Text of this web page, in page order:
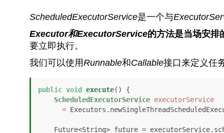
ScheduledExecutorService是一个与
Executor和ExecutorService的方法是当场安排
要立即执行。
我们可以使用Runnable和Callable接口来定义任
public void execute()
{
ScheduledExecutorService executorService
=